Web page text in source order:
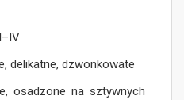
delikatne, dzwonkowate
osadzone na sztywnych